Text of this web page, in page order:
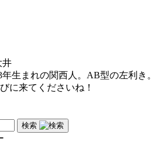
井
生まれの関西人。AB型の左利き。
に来てくださいね！
検索